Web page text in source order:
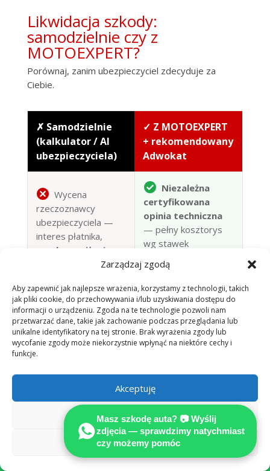
Zarządzaj zgodą
Aby zapewnić jak najlepsze wrażenia, korzystamy z technologii, takich
jak pliki cookie, do przechowywania i/lub uzyskiwania dostępu do
informacji o urządzeniu. Zgoda na te technologie pozwoli nam
przetwarzać dane, takie jak zachowanie podczas przeglądania lub
unikalne identyfikatory na tej stronie. Brak wyrażenia zgody lub
wycofanie zgody może niekorzystnie wpłynąć na niektóre cechy i
funkcje.
Akceptuję
Odmów
Zobacz preferencje
Likwidacja szkody:
samodzielnie czy z
MOTOEXPERT?
Porównaj, zanim ubezpieczyciel zdecyduje za
Ciebie.
✗ Samodzielnie
(kalkulator / AI
ubezpieczyciela)
✓ Z MOTOEXPERT
+ rekomendowany
Adwokat
Wycena
rzeczoznawcy
ubezpieczyciela —
interes płatnika,
ryzyko zaniżenia
Niezależna
certyfikowana
opinia techniczna
— pełny kosztorys
wg stawek
Pominięte
pozycje: utrata
wartości, auto
zastępcze, holowanie
Komplet
roszczeń: utrata
wartości pojazdu,
auto zastępcze,
koszty dodatkowe
negocjacje z
ubezpieczycielem,
bariera językowa
Obsługa po
polsku
rekomendowany
Fachanwalt für
Verkehrsrecht do
reprezentacji
prawnej

Masz szkodę auta? 📷 Wyślij
zdjęcia — sprawdzimy natychmiast
czy możemy pomóc